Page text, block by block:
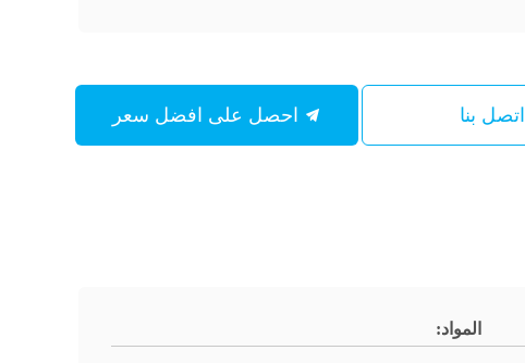
اتصل بنا
المواد: